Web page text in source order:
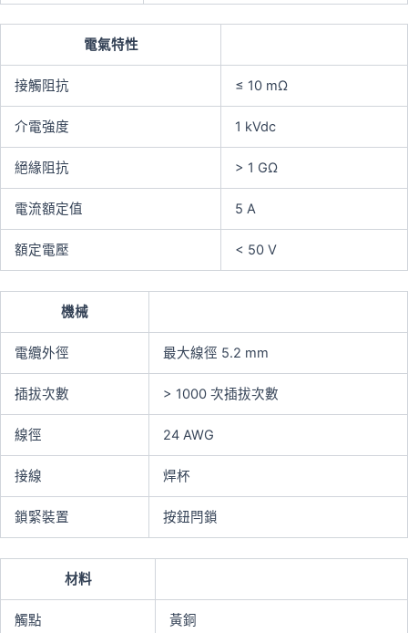
電氣特性
接觸阻抗 ≤ 10 mΩ
介電強度 1 kVdc
絕緣阻抗 > 1 GΩ
電流額定值 5 A
額定電壓 < 50 V
機械
電纜外徑 最大線徑 5.2 mm
插拔次數 > 1000 次插拔次數
線徑 24 AWG
接線 焊杯
鎖緊裝置 按鈕閂鎖
材料
觸點 黃銅